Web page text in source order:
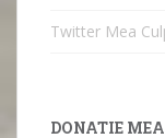
Twitter Mea
DONATIE